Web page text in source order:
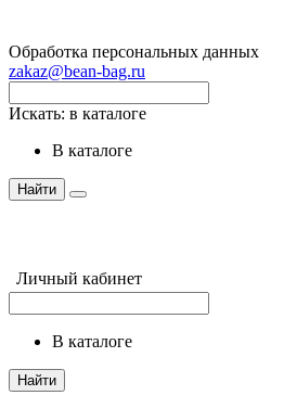
Обработка персональных данных
zakaz@bean-bag.ru
Искать: в каталоге
в каталоге
Найти
Личный кабинет
в каталоге
Найти